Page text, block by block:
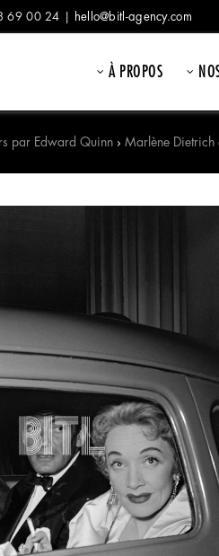
69 00 24 | hello@bitl-agency.com
À PROPOS
par Edward Quinn ›Marlène